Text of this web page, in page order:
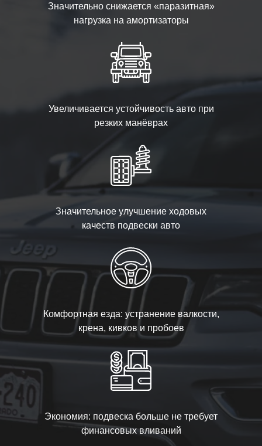
Значительно снижается «паразитная»
нагрузка на амортизаторы
Увеличивается устойчивость авто при
резких манёврах
Значительное улучшение ходовых
качеств подвески авто
Комфортная езда: устранение валкости,
крена, кивков и пробоев
Экономия: подвеска больше не требует
финансовых вливаний